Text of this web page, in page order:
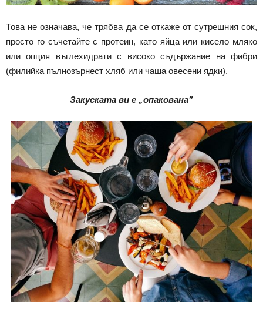
Това не означава, че трябва да се откаже от сутрешния сок,
просто го съчетайте с протеин, като яйца или кисело мляко
или опция въглехидрати с високо съдържание на фибри
(филийка пълнозърнест хляб или чаша овесени ядки).
Закуската ви е „опакована”